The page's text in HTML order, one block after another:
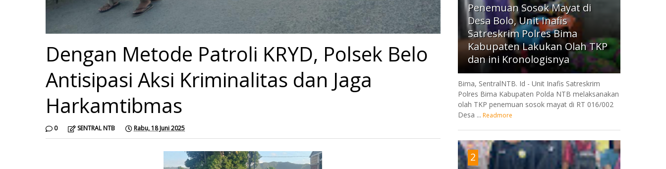
Dengan Metode Patroli KRYD, Polsek Belo
Antisipasi Aksi Kriminalitas dan Jaga
Harkamtibmas
0 SENTRAL NTB Rabu, 18 Juni 2025
Penemuan Sosok Mayat di
Desa Bolo, Unit Inafis
Satreskrim Polres Bima
Kabupaten Lakukan Olah TKP
dan ini Kronologisnya
Bima, SentralNTB. Id - Unit Inafis Satreskrim
Polres Bima Kabupaten Polda NTB melaksanakan
olah TKP penemuan sosok mayat di RT 016/002
Desa ... Readmore
2